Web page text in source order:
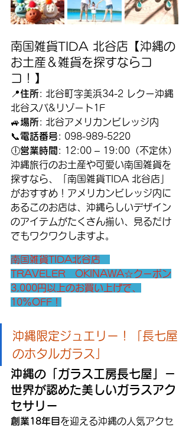
南国雑貨TIDA 北谷店【沖縄の
お土産＆雑貨を探すならコ
コ！】
📍住所: 北谷町字美浜34-2 レクー沖縄
北谷スパ&リゾート1F
🚙場所: 北谷アメリカンビレッジ内
📞電話番号: 098-989-5220
🕕営業時間 : 12:00 – 19:00（不定休）
沖縄旅行のお土産や可愛い南国雑貨を
探すなら、「南国雑貨TIDA 北谷店」
がおすすめ！アメリカンビレッジ内に
あるこのお店は、沖縄らしいデザイン
のアイテムがたくさん揃い、見るだけ
でもワクワクしますよ。
南国雑貨TIDA北谷店
TRAVELER　OKINAWA☆クーポン
3,000円以上のお買い上げで、
10%OFF！
沖縄限定ジュエリー！「長七屋
のホタルガラス」
沖縄の「ガラス工房長七屋」－
世界が認めた美しいガラスアク
セサリー
創業18年目 を迎える沖縄の人気アクセ